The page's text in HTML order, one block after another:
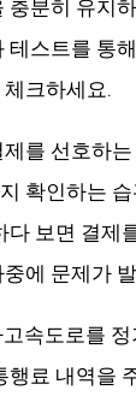
충분히 유지
테스트를 통
크하세요.
를 선호하
확인하는
다 보면 결제
에 문제가
속도로를
행료 내역을